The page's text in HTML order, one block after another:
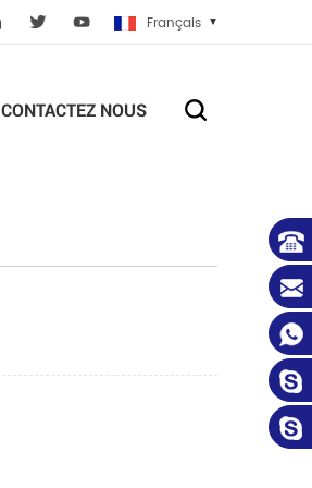
Français
CONTACTEZ NOUS